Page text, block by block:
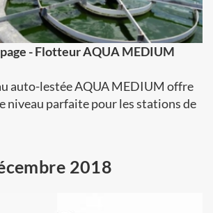
- Flotteur AQUA MEDIUM
auto-lestée AQUA MEDIUM offre
niveau parfaite pour les stations de
2018